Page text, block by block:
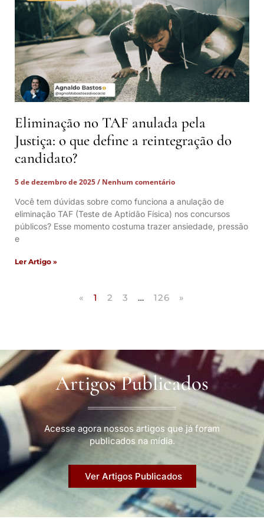
Eliminação no TAF anulada pela
Justiça: o que define a reintegração do
candidato?
5 de dezembro de 2025
Nenhum comentário
Você tem dúvidas sobre como funciona a anulação de
eliminação TAF (Teste de Aptidão Física) nos concursos
públicos? Esse momento costuma trazer ansiedade, pressão
e
Ler Artigo »
« 1 2 3 … 126 »
Artigos Publicados
Acesse agora nossos artigos que já foram
publicados na mídia.
Ver Artigos Publicados